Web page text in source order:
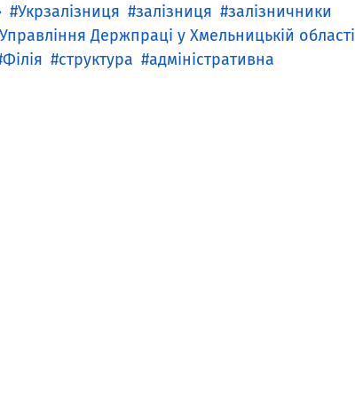
Укрзалізниця залізниця
залізничники
Управління Держпраці у Хмельницькій області
Філія структура
адміністративна